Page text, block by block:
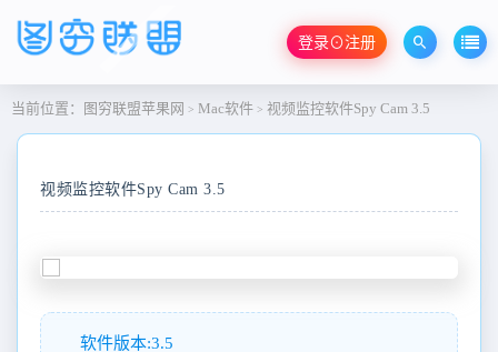
登录⊙注册
当前位置： 图穷联盟苹果网 > Mac软件 > 视频监控软件Spy Cam 3.5
视频监控软件Spy Cam 3.5
软件版本:3.5